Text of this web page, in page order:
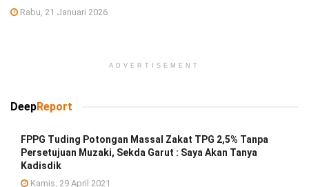
Rabu, 21 Januari 2026
ADVERTISEMENT
DeepReport
FPPG Tuding Potongan Massal Zakat TPG 2,5% Tanpa
Persetujuan Muzaki, Sekda Garut : Saya Akan Tanya
Kadisdik
Kamis, 29 April 2021